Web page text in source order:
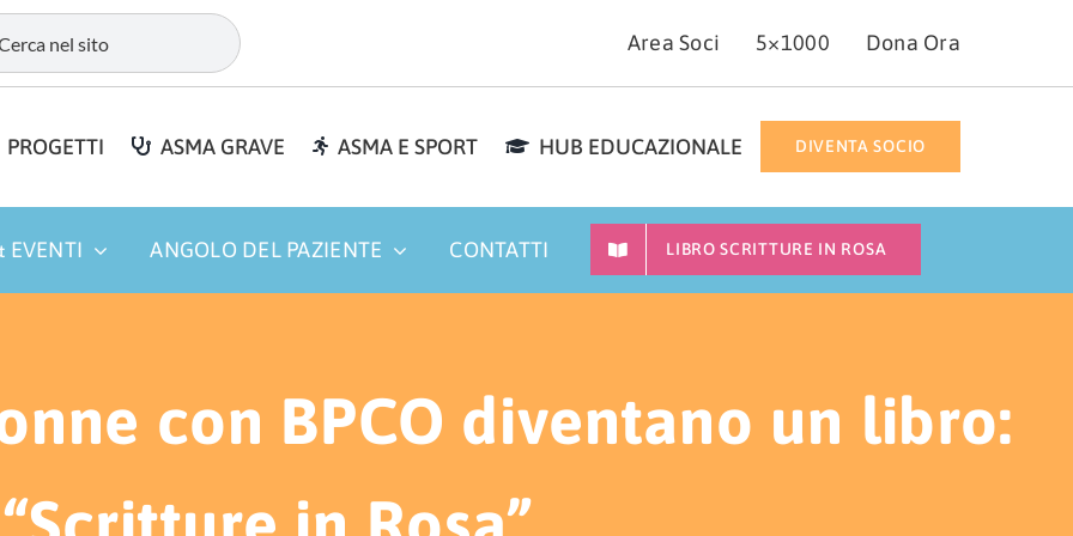
Area Soci 5×1000 Dona Ora
PROGETTI ASMA GRAVE ASMA E SPORT HUB EDUCAZIONALE DIVENTA SOCIO
EVENTI ANGOLO DEL PAZIENTE CONTATTI LIBRO SCRITTURE IN ROSA
con BPCO diventano un libro: